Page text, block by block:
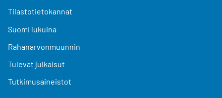
Tilastotietokannat
Suomi lukuina
Rahanarvonmuunnin
Tulevat julkaisut
Tutkimusaineistot